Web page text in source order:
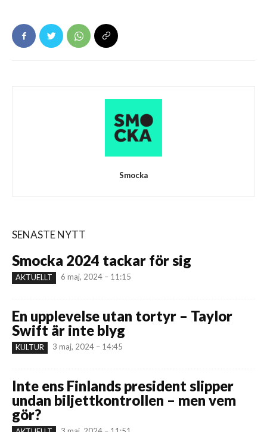
Smocka
SENASTE NYTT
Smocka 2024 tackar för sig
AKTUELLT 6 maj, 2024 – 11:15
En upplevelse utan tortyr – Taylor
Swift är inte blyg
KULTUR 3 maj, 2024 – 14:45
Inte ens Finlands president slipper
undan biljettkontrollen – men vem
gör?